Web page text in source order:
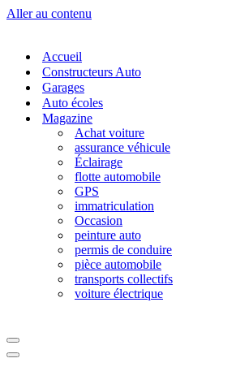
Aller au contenu
Accueil
Constructeurs Auto
Garages
Auto écoles
Magazine
Achat voiture
assurance véhicule
Éclairage
flotte automobile
GPS
immatriculation
Occasion
peinture auto
permis de conduire
pièce automobile
transports collectifs
voiture électrique
Menu
de
Menu